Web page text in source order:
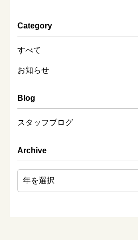
Category
すべて
お知らせ
Blog
スタッフブログ
Archive